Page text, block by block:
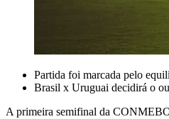
Partida foi marcada pelo
Brasil x Uruguai decidirá o
A primeira semifinal da